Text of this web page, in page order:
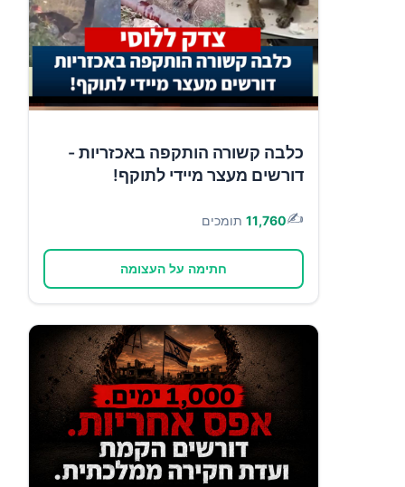
כלבה קשורה הותקפה באכזריות -
דורשים מעצר מיידי לתוקף!
✍️
11,760 תומכים
חתימה על העצומה